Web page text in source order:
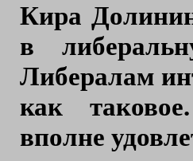
Кира
в
Либералам
как
вполне